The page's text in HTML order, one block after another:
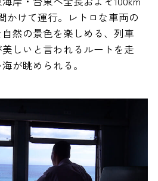
かけて運行。レトロな車両の
然の景色を楽しめる、列車
しいと言われるルートを走
が眺められる。